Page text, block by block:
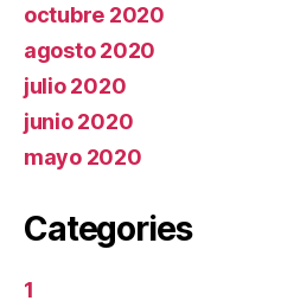
octubre 2020
agosto 2020
julio 2020
junio 2020
mayo 2020
Categories
1